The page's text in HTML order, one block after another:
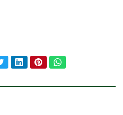
conteúdo:
TwitterLinkedInPinterestWhatsApp